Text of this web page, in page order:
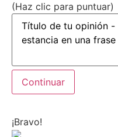
(Haz clic para puntuar)
¡Bravo!